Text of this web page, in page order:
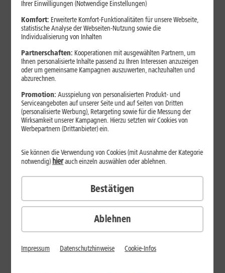
1&1 Internet
Jetzt unterbrechungsfrei ins sehr gute Netz wechseln.
Ohne doppelte Kosten.*
ab 29,99
€/Monat*
Verfügbarkeit prüfen
Ihrer Einwilligungen (Notwendige Einstellungen)
Komfort: Erweiterte Komfort-Funktionalitäten für unsere Webseite,
statistische Analyse der Webseiten-Nutzung sowie die
Individualisierung von Inhalten
Partnerschaften: Kooperationen mit ausgewählten Partnern, um
Ihnen personalisierte Inhalte passend zu Ihren Interessen anzuzeigen
oder um gemeinsame Kampagnen auszuwerten, nachzuhalten und
abzurechnen.
Promotion:Ausspielung von personalisierten Produkt- und
Serviceangeboten auf unserer Seite und auf Seiten von Dritten
(personalisierte Werbung), Retargeting sowie für die Messung der
Wirksamkeit unserer Kampagnen. Hierzu setzten wir Cookies von
Werbepartnern (Drittanbieter) ein.
Ablehnen
Sie können die Verwendung von Cookies (mit Ausnahme der Kategorie
notwendig)hierauch einzeln auswählen oder ablehnen.
Bestätigen
Impressum Datenschutzhinweise Cookie-Infos